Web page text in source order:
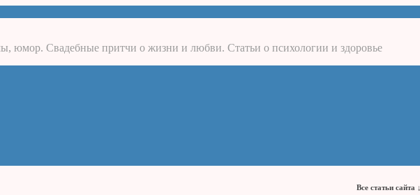
Свадебные притчи о жизни и любви. Статьи о психологии и здоровье
Все статьи сайта ↓